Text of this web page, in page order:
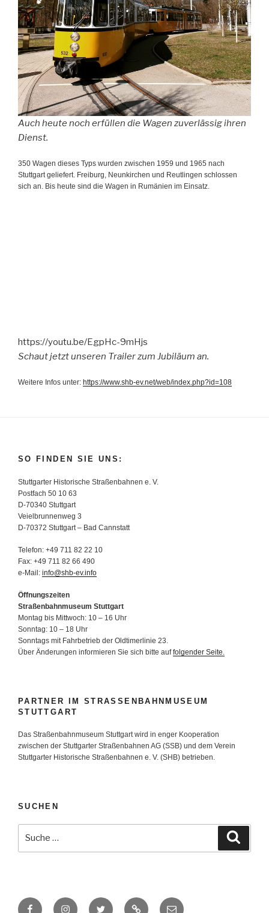
Auch heute noch erfüllen die Wagen zuverlässig ihren
Dienst.
350 Wagen dieses Typs wurden zwischen 1959 und 1965 nach
Stuttgart geliefert. Freiburg, Neunkirchen und Reutlingen schlossen
sich an. Bis heute sind die Wagen in Rumänien im Einsatz.
https://youtu.be/EgpHc-9mHjs
Schaut jetzt unseren Trailer zum Jubiläum an.
Weitere Infos unter: https://www.shb-ev.net/web/index.php?id=108
SO FINDEN SIE UNS:
Stuttgarter Historische Straßenbahnen e. V.
Postfach 50 10 63
D-70340 Stuttgart
Veielbrunnenweg 3
D-70372 Stuttgart – Bad Cannstatt
Telefon: +49 711 82 22 10
Fax: +49 711 82 66 490
e-Mail: info@shb-ev.info
Öffnungszeiten
Straßenbahnmuseum Stuttgart
Montag bis Mittwoch: 10 – 16 Uhr
Sonntag: 10 – 18 Uhr
Sonntags mit Fahrbetrieb der Oldtimerlinie 23.
Über Änderungen informieren Sie sich bitte auffolgender Seite.
PARTNER IM STRASSENBAHNMUSEUM S
TUTTGART
Das Straßenbahnmuseum Stuttgart wird in enger Kooperation
zwischen der Stuttgarter Straßenbahnen AG (SSB) und dem Verein
Stuttgarter Historische Straßenbahnen e. V. (SHB) betrieben.
SUCHEN
FacebookInstagramTwitter Zur E-